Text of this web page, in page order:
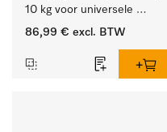
10 kg voor universele
machinale reiniging van
gerei.
86,99 € excl. BTW